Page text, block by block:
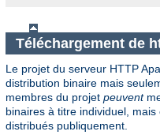
Téléchargement de
Le projet du serveur HTTP
distribution binaire mais
membres du projet peuvent
binaires à titre individuel,
distribués publiquement.